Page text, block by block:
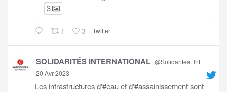
3
1 3 Twitter
SOLIDARITÉS INTERNATIONAL @Solidarites_Int ·
20 Avr 2023
Les infrastructures d'#eau et d'#assainissement sont